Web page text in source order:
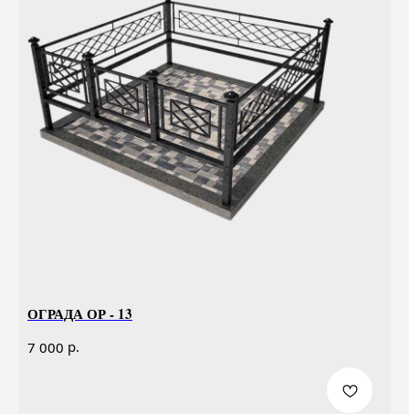
ОГРАДА ОР - 13
7 000 р.